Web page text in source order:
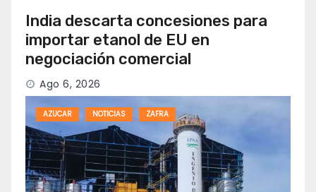
India descarta concesiones para
importar etanol de EU en
negociación comercial
Ago 6, 2026
AZUCAR NOTICIAS ZAFRA